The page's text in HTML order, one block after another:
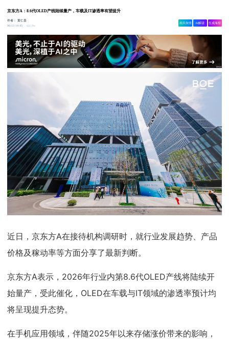
京东方A：8.6代OLED产线陆续量产，车载及IT渗透率有望提升
作者：黄仁贵
06-13 14:45
1.8w
相关舆情 AI解读 生成海报
近日，京东方A在接待机构调研时，就行业发展趋势、产品
价格及稼动率等方面分享了最新判断。
京东方A表示，2026年行业内第8.6代OLED产线将陆续开
始量产，受此催化，OLED在车载与IT领域的渗透率预计均
将呈现提升态势。
在手机应用领域，伴随2025年以来存储涨价带来的影响，